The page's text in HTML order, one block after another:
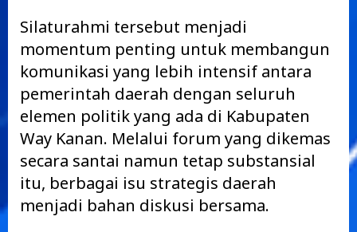
Silaturahmi tersebut menjadi
momentum penting untuk membangun
komunikasi yang lebih intensif antara
pemerintah daerah dengan seluruh
elemen politik yang ada di Kabupaten
Way Kanan. Melalui forum yang dikemas
secara santai namun tetap substansial
itu, berbagai isu strategis daerah
menjadi bahan diskusi bersama.